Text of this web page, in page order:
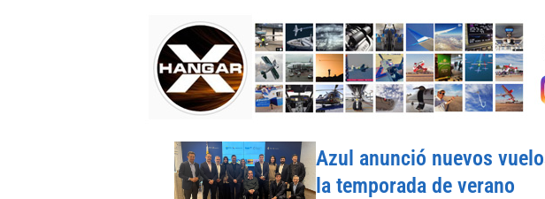
Azul anunció nuevos
la temporada de verano